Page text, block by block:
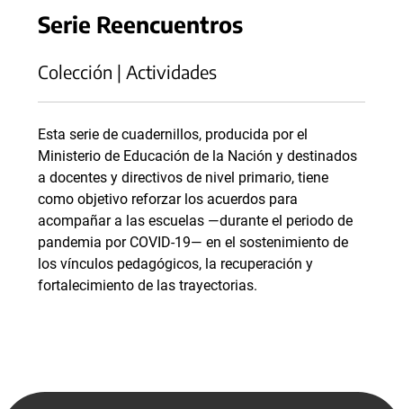
Serie Reencuentros
Colección | Actividades
Esta serie de cuadernillos, producida por el
Ministerio de Educación de la Nación y destinados
a docentes y directivos de nivel primario, tiene
como objetivo reforzar los acuerdos para
acompañar a las escuelas —durante el periodo de
pandemia por COVID-19— en el sostenimiento de
los vínculos pedagógicos, la recuperación y
fortalecimiento de las trayectorias.